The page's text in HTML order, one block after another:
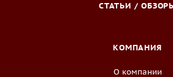
СТАТЬИ /
КОМПАНИЯ
О компании